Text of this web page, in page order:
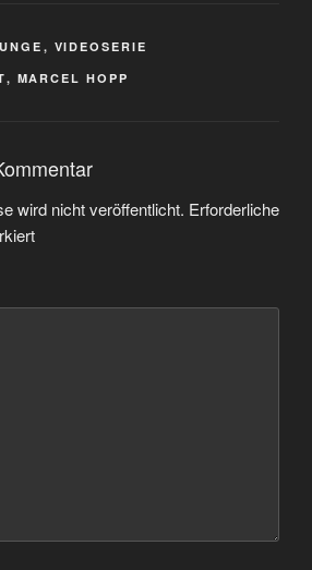
, VIDEOSERIE
, MARCEL HOPP
wird nicht veröffentlicht. Erforderliche